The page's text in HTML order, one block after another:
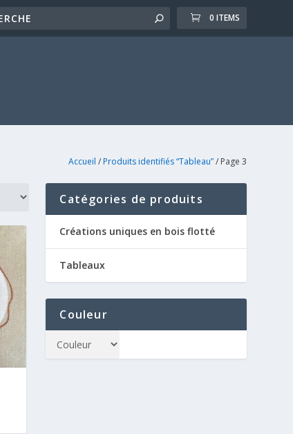
0 ITEMS
Accueil / Produits identifiés “Tableau”/ Page 3
Catégories de produits
Créations uniques en bois flotté
Tableaux
Couleur